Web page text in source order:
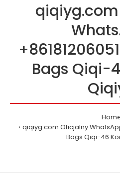
Bags Qiqi-
qiqiyg.com Oficjalny
Bags Qiqi-46